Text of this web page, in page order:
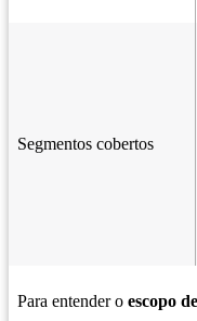
Segmentos cobertos
Para entender o escopo